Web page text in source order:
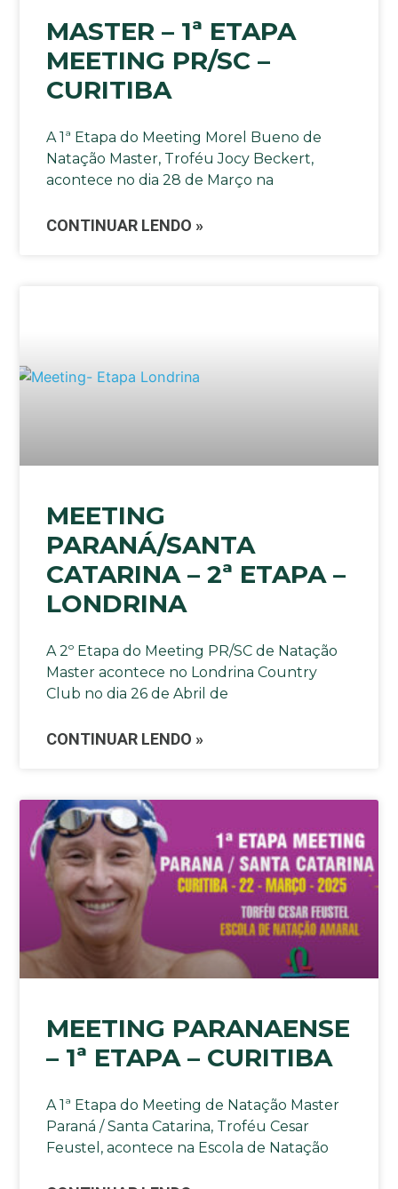
MASTER – 1ª ETAPA
MEETING PR/SC –
CURITIBA
A 1ª Etapa do Meeting Morel Bueno de
Natação Master, Troféu Jocy Beckert,
acontece no dia 28 de Março na
CONTINUAR LENDO »
MEETING
PARANÁ/SANTA
CATARINA – 2ª ETAPA –
LONDRINA
A 2º Etapa do Meeting PR/SC de Natação
Master acontece no Londrina Country
Club no dia 26 de Abril de
CONTINUAR LENDO »
MEETING PARANAENSE
– 1ª ETAPA – CURITIBA
A 1ª Etapa do Meeting de Natação Master
Paraná / Santa Catarina, Troféu Cesar
Feustel, acontece na Escola de Natação